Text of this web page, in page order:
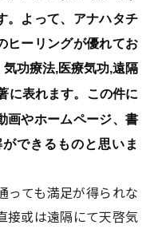
。よって、アナハタチ
ヒーリングが優れてお
気功療法,医療気功,遠隔
に表れます。この件に
画やホームページ、書
できるものと思いま
っても満足が得られな
接或は遠隔にて天啓気